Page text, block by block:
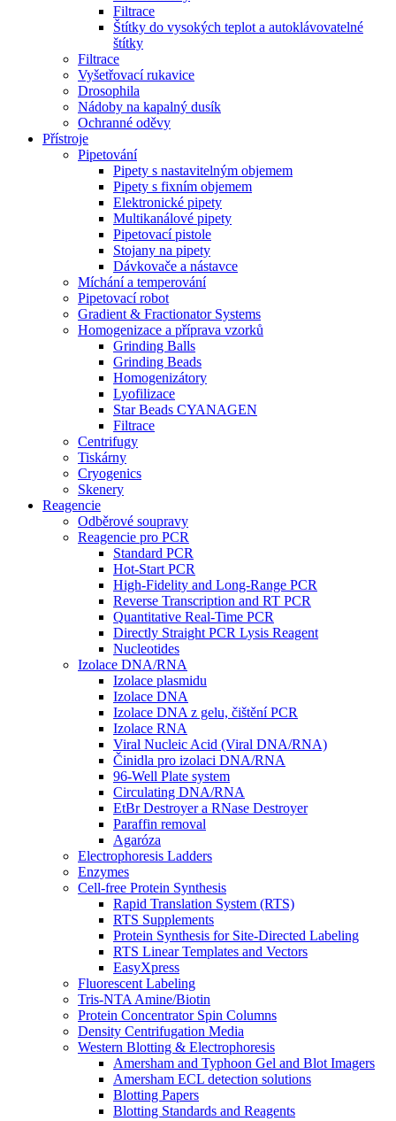
Filtrace
Štítky do vysokých teplot a autoklávovatelné
štítky
Filtrace
Vyšetřovací rukavice
Drosophila
Nádoby na kapalný dusík
Ochranné oděvy
Přístroje
Pipetování
Pipety s nastavitelným objemem
Pipety s fixním objemem
Elektronické pipety
Multikanálové pipety
Pipetovací pistole
Stojany na pipety
Dávkovače a nástavce
Míchání a temperování
Pipetovací robot
Gradient & Fractionator Systems
Homogenizace a příprava vzorků
Grinding Balls
Grinding Beads
Homogenizátory
Lyofilizace
Star Beads CYANAGEN
Filtrace
Centrifugy
Tiskárny
Cryogenics
Skenery
Reagencie
Odběrové soupravy
Reagencie pro PCR
Standard PCR
Hot-Start PCR
High-Fidelity and Long-Range PCR
Reverse Transcription and RT PCR
Quantitative Real-Time PCR
Directly Straight PCR Lysis Reagent
Nucleotides
Izolace DNA/RNA
Izolace plasmidu
Izolace DNA
Izolace DNA z gelu, čištění PCR
Izolace RNA
Viral Nucleic Acid (Viral DNA/RNA)
Činidla pro izolaci DNA/RNA
96-Well Plate system
Circulating DNA/RNA
EtBr Destroyer a RNase Destroyer
Paraffin removal
Agaróza
Electrophoresis Ladders
Enzymes
Cell-free Protein Synthesis
Rapid Translation System (RTS)
RTS Supplements
Protein Synthesis for Site-Directed Labeling
RTS Linear Templates and Vectors
EasyXpress
Fluorescent Labeling
Tris-NTA Amine/Biotin
Protein Concentrator Spin Columns
Density Centrifugation Media
Western Blotting & Electrophoresis
Amersham and Typhoon Gel and Blot Imagers
Amersham ECL detection solutions
Blotting Papers
Blotting Standards and Reagents